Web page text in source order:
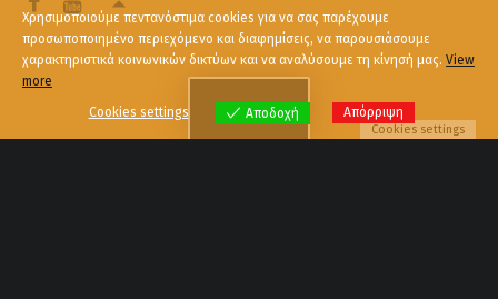
Menu
Χρησιμοποιούμε πεντανόστιμα cookies για να σας παρέχουμε
προσωποποιημένο περιεχόμενο και διαφημίσεις, να παρουσιάσουμε
χαρακτηριστικά κοινωνικών δικτύων και να αναλύσουμε τη κίνησή μας. View
more
Cookies settings
Αποδοχή Απόρριψη
Cookies settings